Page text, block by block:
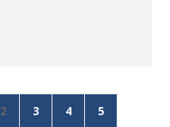
2 3 4 5